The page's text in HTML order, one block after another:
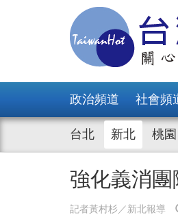
政治頻道 社會頻
台北 新北 桃園
強化義消
記者黃村杉／新北報導